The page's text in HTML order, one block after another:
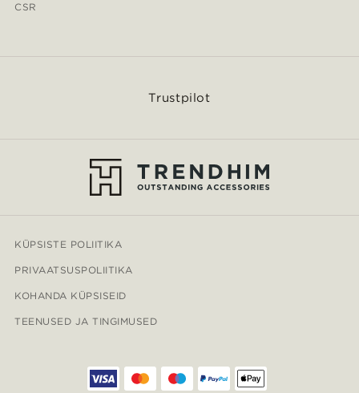
CSR
Trustpilot
KÜPSISTE POLIITIKA
PRIVAATSUSPOLIITIKA
KOHANDA KÜPSISEID
TEENUSED JA TINGIMUSED